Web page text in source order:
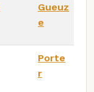
Gueuz
e
Porte
r